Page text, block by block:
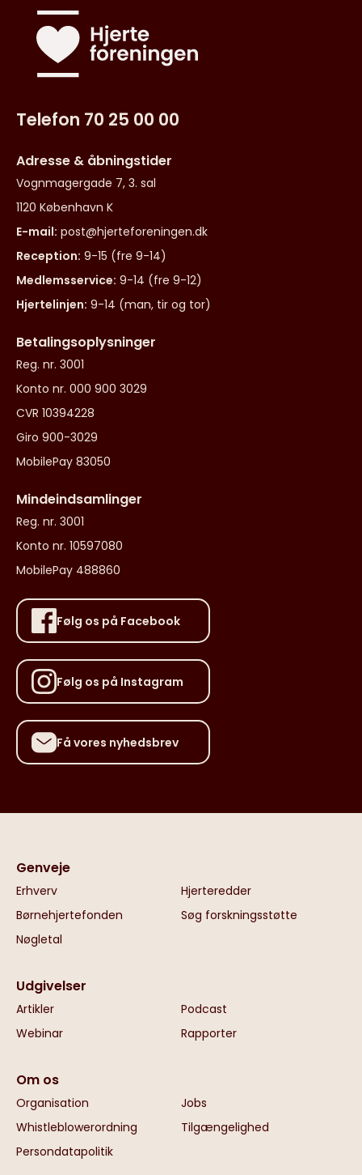
Telefon 70 25 00 00
Adresse & åbningstider
Vognmagergade 7, 3. sal
1120 København K
E-mail: post@hjerteforeningen.dk
Reception: 9-15 (fre 9-14)
Medlemsservice: 9-14 (fre 9-12)
Hjertelinjen: 9-14 (man, tir og tor)
Betalingsoplysninger
Reg. nr. 3001
Konto nr. 000 900 3029
CVR 10394228
Giro 900-3029
MobilePay 83050
Mindeindsamlinger
Reg. nr. 3001
Konto nr. 10597080
MobilePay 488860
Følg os på Facebook
Følg os på Instagram
Få vores nyhedsbrev
Genveje
Erhverv
Hjerteredder
Børnehjertefonden
Søg forskningsstøtte
Nøgletal
Udgivelser
Artikler
Podcast
Webinar
Rapporter
Om os
Organisation
Jobs
Whistleblowerordning
Tilgængelighed
Persondatapolitik